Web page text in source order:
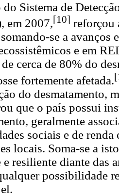
do Sistema de
em 2007,[10] reforçou
se a avanços
e em
cerca de 80% do
fortemente afetada.
do desmatamento,
que o país possui
geralmente
sociais e de
locais. Soma-se a
e resiliente diante das
possibilidade